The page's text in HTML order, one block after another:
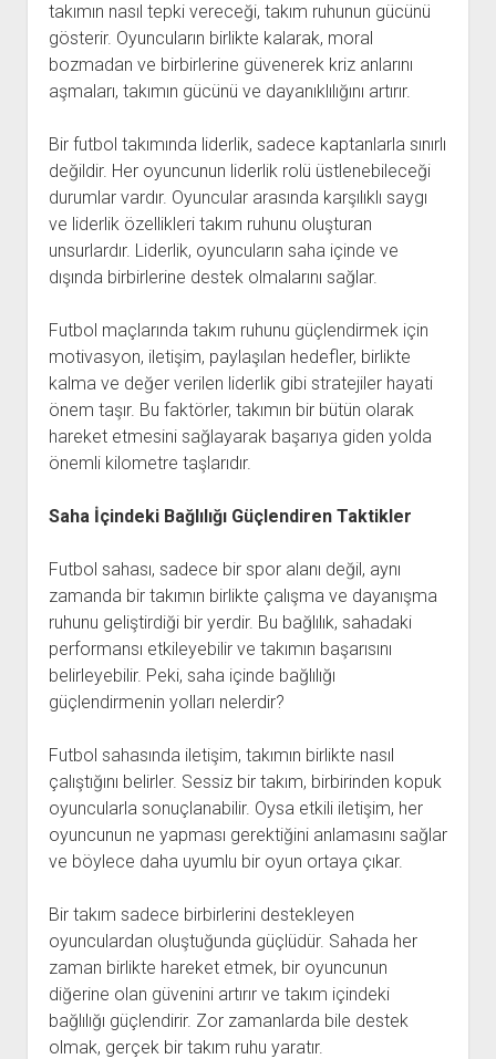
takımın nasıl tepki vereceği, takım ruhunun gücünü
gösterir. Oyuncuların birlikte kalarak, moral
bozmadan ve birbirlerine güvenerek kriz anlarını
aşmaları, takımın gücünü ve dayanıklılığını artırır.
Bir futbol takımında liderlik, sadece kaptanlarla sınırlı
değildir. Her oyuncunun liderlik rolü üstlenebileceği
durumlar vardır. Oyuncular arasında karşılıklı saygı
ve liderlik özellikleri takım ruhunu oluşturan
unsurlardır. Liderlik, oyuncuların saha içinde ve
dışında birbirlerine destek olmalarını sağlar.
Futbol maçlarında takım ruhunu güçlendirmek için
motivasyon, iletişim, paylaşılan hedefler, birlikte
kalma ve değer verilen liderlik gibi stratejiler hayati
önem taşır. Bu faktörler, takımın bir bütün olarak
hareket etmesini sağlayarak başarıya giden yolda
önemli kilometre taşlarıdır.
Saha İçindeki Bağlılığı Güçlendiren Taktikler
Futbol sahası, sadece bir spor alanı değil, aynı
zamanda bir takımın birlikte çalışma ve dayanışma
ruhunu geliştirdiği bir yerdir. Bu bağlılık, sahadaki
performansı etkileyebilir ve takımın başarısını
belirleyebilir. Peki, saha içinde bağlılığı
güçlendirmenin yolları nelerdir?
Futbol sahasında iletişim, takımın birlikte nasıl
çalıştığını belirler. Sessiz bir takım, birbirinden kopuk
oyuncularla sonuçlanabilir. Oysa etkili iletişim, her
oyuncunun ne yapması gerektiğini anlamasını sağlar
ve böylece daha uyumlu bir oyun ortaya çıkar.
Bir takım sadece birbirlerini destekleyen
oyunculardan oluştuğunda güçlüdür. Sahada her
zaman birlikte hareket etmek, bir oyuncunun
diğerine olan güvenini artırır ve takım içindeki
bağlılığı güçlendirir. Zor zamanlarda bile destek
olmak, gerçek bir takım ruhu yaratır.